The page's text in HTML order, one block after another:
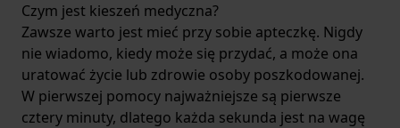
Czym jest kieszeń medyczna?
Zawsze warto jest mieć przy sobie apteczkę. Nigdy
nie wiadomo, kiedy może się przydać, a może ona
uratować życie lub zdrowie osoby poszkodowanej.
W pierwszej pomocy najważniejsze są pierwsze
cztery minuty, dlatego każda sekunda jest na wagę